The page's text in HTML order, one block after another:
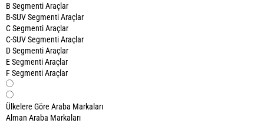
B Segmenti Araçlar
B-SUV Segmenti Araçlar
C Segmenti Araçlar
C-SUV Segmenti Araçlar
D Segmenti Araçlar
E Segmenti Araçlar
F Segmenti Araçlar
Ülkelere Göre Araba Markaları
Alman Araba Markaları